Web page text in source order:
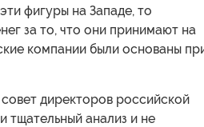
фигуры на Западе, то
за то, что они принимают на
компании были основаны
директоров российской
тщательный анализ и не